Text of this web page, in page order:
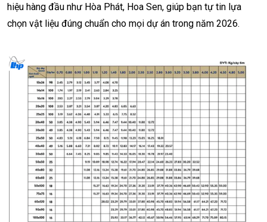
hiệu hàng đầu như Hòa Phát, Hoa Sen, giúp bạn tự tin lựa
chọn vật liệu đúng chuẩn cho mọi dự án trong năm 2026.